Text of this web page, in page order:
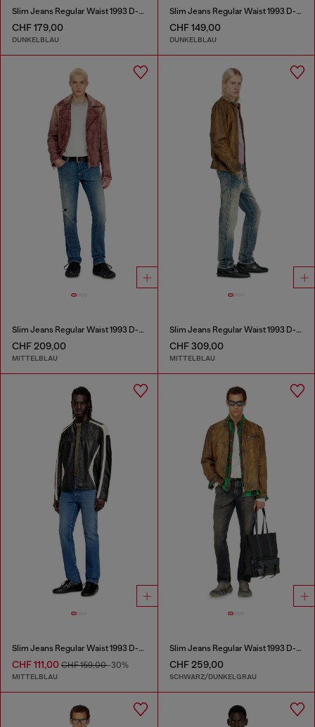
Slim Jeans Regular Waist 1993 D-Vyl
CHF 179,00
DUNKELBLAU
Slim Jeans Regular Waist 1993 D-Vyl
CHF 149,00
DUNKELBLAU
Slim Jeans Regular Waist 1993 D-Vyl
CHF 209,00
MITTELBLAU
Slim Jeans Regular Waist 1993 D-Vyl
CHF 309,00
MITTELBLAU
Slim Jeans Regular Waist 1993 D-Vyl
CHF 111,00 CHF 159,00-30%
MITTELBLAU
Slim Jeans Regular Waist 1993 D-Vyl
CHF 259,00
SCHWARZ/DUNKELGRAU